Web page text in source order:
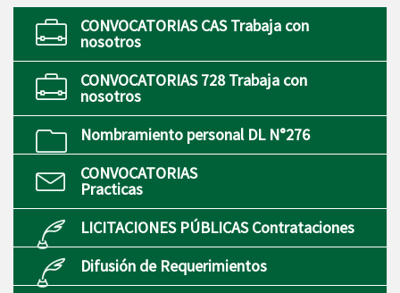
CONVOCATORIAS CAS Trabaja con
nosotros
CONVOCATORIAS 728 Trabaja con
nosotros
Nombramiento personal DL N°276
CONVOCATORIAS
Practicas
LICITACIONES PÚBLICAS Contrataciones
Difusión de Requerimientos